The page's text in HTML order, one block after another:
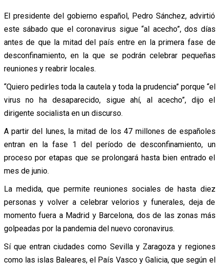
El presidente del gobierno español, Pedro Sánchez, advirtió
este sábado que el coronavirus sigue “al acecho”, dos días
antes de que la mitad del país entre en la primera fase de
desconfinamiento, en la que se podrán celebrar pequeñas
reuniones y reabrir locales.
“Quiero pedirles toda la cautela y toda la prudencia” porque “el
virus no ha desaparecido, sigue ahí, al acecho”, dijo el
dirigente socialista en un discurso.
A partir del lunes, la mitad de los 47 millones de españoles
entran en la fase 1 del período de desconfinamiento, un
proceso por etapas que se prolongará hasta bien entrado el
mes de junio.
La medida, que permite reuniones sociales de hasta diez
personas y volver a celebrar velorios y funerales, deja de
momento fuera a Madrid y Barcelona, dos de las zonas más
golpeadas por la pandemia del nuevo coronavirus.
Sí que entran ciudades como Sevilla y Zaragoza y regiones
como las islas Baleares, el País Vasco y Galicia, que según el